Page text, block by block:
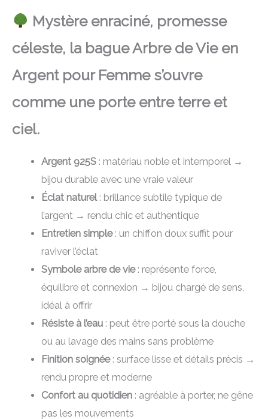
Mystère enraciné, promesse
céleste, la bague Arbre de Vie en
Argent pour Femme s’ouvre
comme une porte entre terre et
ciel.
Argent 925S : matériau noble et intemporel →
bijou durable avec une vraie valeur
Éclat naturel: brillance subtile typique de
l’argent → rendu chic et authentique
Entretien simple: un chiffon doux suffit pour
raviver l’éclat
Symbole arbre de vie: représente force,
équilibre et connexion → bijou chargé de sens,
idéal à offrir
Résiste à l’eau : peut être porté sous la douche
ou au lavage des mains sans problème
Finition soignée: surface lisse et détails précis →
rendu propre et moderne
Confort au quotidien : agréable à porter, ne gêne
pas les mouvements